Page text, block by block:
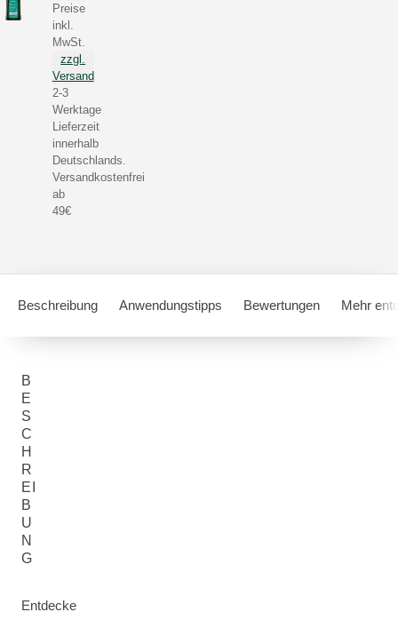
Preise
inkl.
MwSt.
zzgl.
Versand
2-3
Werktage
Lieferzeit
innerhalb
Deutschlands.
Versandkostenfrei
ab
49€
Beschreibung Anwendungstipps Bewertungen Mehr
B
E
S
C
H
R
EI
B
U
N
G
Entdecke